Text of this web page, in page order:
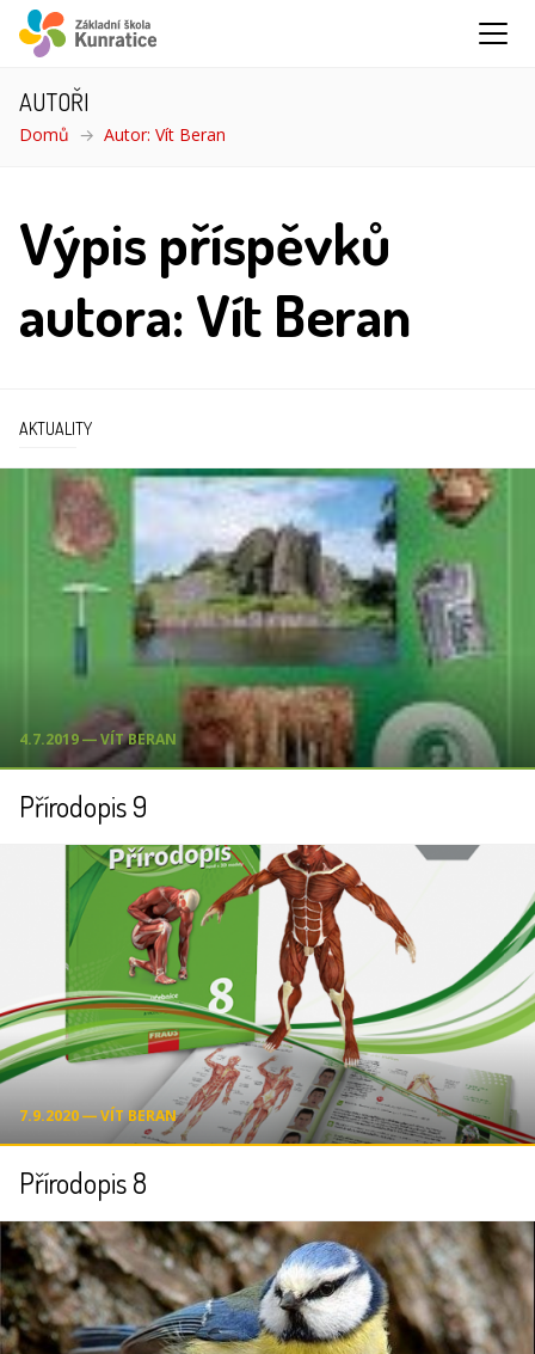
AUTOŘI
Domů Autor: Vít Beran
Výpis příspěvků
autora: Vít Beran
AKTUALITY
4.7.2019 ― VÍT BERAN
Přírodopis 9
7.9.2020 ― VÍT BERAN
Přírodopis 8